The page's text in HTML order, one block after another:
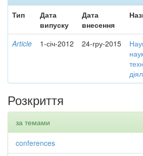
Тип
Дата
випуску
Дата
внесення
Article 1-січ-2012 24-гру-2015
Розкриття
за темами
conferences